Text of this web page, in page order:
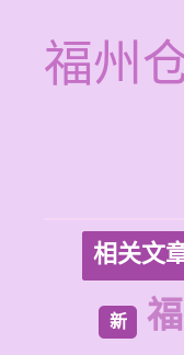
福州
相关文
新